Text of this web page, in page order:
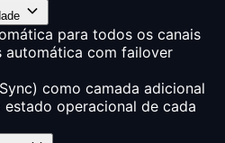
para todos os canais
automática com failover
como camada adicional
operacional de cada